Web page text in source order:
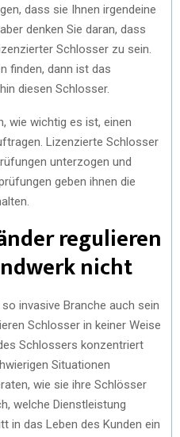
dass sie Ihnen irgendeine
denken Sie daran, dass
Schlosser zu sein.
finden, dann ist das
diesen Schlosser.
wie wichtig es ist, einen
Lizenzierte Schlosser
unterzogen und
geben ihnen die
regulieren
nicht
invasive Branche auch sein
Schlosser in keiner Weise
Schlossers konzentriert
Situationen
wie sie ihre Schlösser
welche Dienstleistung
in das Leben des Kunden ein